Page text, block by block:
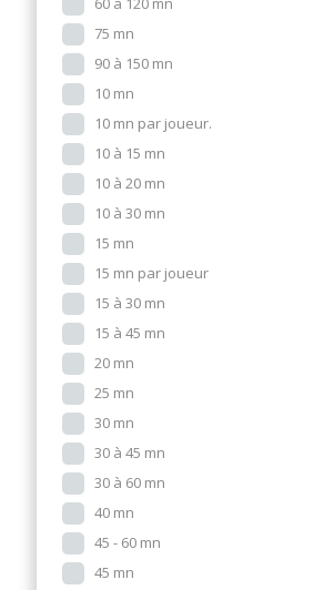
75 mn
90 à 150 mn
10 mn
10 mn par joueur.
10 à 15 mn
10 à 20 mn
10 à 30 mn
15 mn
15 mn par joueur
15 à 30 mn
15 à 45 mn
20 mn
25 mn
30 mn
30 à 45 mn
30 à 60 mn
40 mn
45 - 60 mn
45 mn